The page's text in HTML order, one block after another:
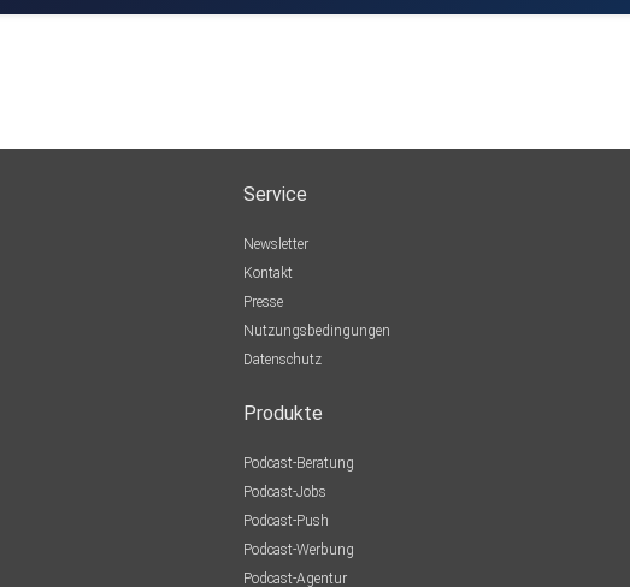
Service
Newsletter
Kontakt
Presse
Nutzungsbedingungen
Datenschutz
Produkte
Podcast-Beratung
Podcast-Jobs
Podcast-Push
Podcast-Werbung
Podcast-Agentur